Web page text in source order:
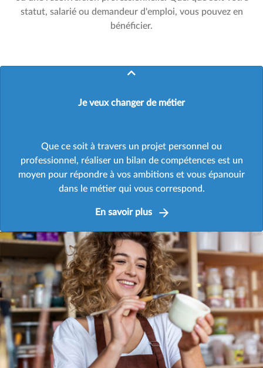
statut, salarié ou demandeur d'emploi, vous pouvez en
bénéficier.
Je veux changer de métier
Que ce soit à travers un projet personnel ou
professionnel, réaliser un bilan de compétences est un
moyen pour répondre à vos ambitions et vous épanouir
dans le métier qui vous correspond.
En savoir plus